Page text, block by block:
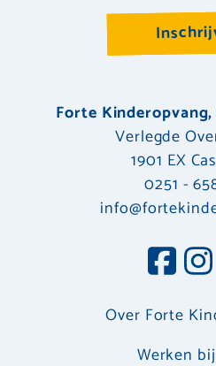
Forte
Verlegde
1901 EX
0251 -
Over Forte
Werken